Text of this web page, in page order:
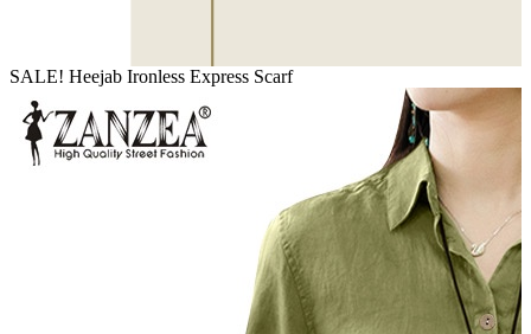
SALE! Heejab Ironless Express Scarf